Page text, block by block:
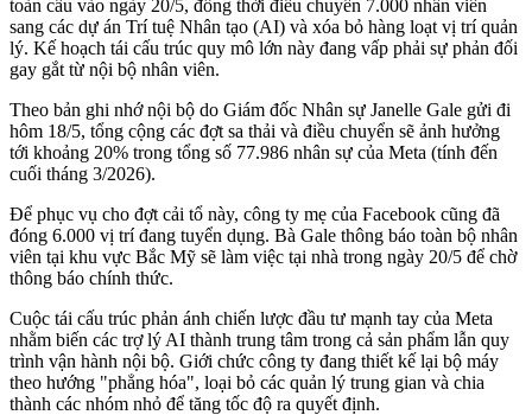
toàn cầu vào ngày 20/5, đồng thời điều chuyển 7.000 nhân viên
sang các dự án Trí tuệ Nhân tạo (AI) và xóa bỏ hàng loạt vị trí quản
lý. Kế hoạch tái cấu trúc quy mô lớn này đang vấp phải sự phản đối
gay gắt từ nội bộ nhân viên.
Theo bản ghi nhớ nội bộ do Giám đốc Nhân sự Janelle Gale gửi đi
hôm 18/5, tổng cộng các đợt sa thải và điều chuyển sẽ ảnh hưởng
tới khoảng 20% trong tổng số 77.986 nhân sự của Meta (tính đến
cuối tháng 3/2026).
Để phục vụ cho đợt cải tổ này, công ty mẹ của Facebook cũng đã
đóng 6.000 vị trí đang tuyển dụng. Bà Gale thông báo toàn bộ nhân
viên tại khu vực Bắc Mỹ sẽ làm việc tại nhà trong ngày 20/5 để chờ
thông báo chính thức.
Cuộc tái cấu trúc phản ánh chiến lược đầu tư mạnh tay của Meta
nhằm biến các trợ lý AI thành trung tâm trong cả sản phẩm lẫn quy
trình vận hành nội bộ. Giới chức công ty đang thiết kế lại bộ máy
theo hướng "phẳng hóa", loại bỏ các quản lý trung gian và chia
thành các nhóm nhỏ để tăng tốc độ ra quyết định.